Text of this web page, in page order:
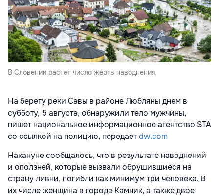
В Словении растет число жертв наводнения.
На берегу реки Савы в районе Любляны днем в
субботу, 5 августа, обнаружили тело мужчины,
пишет национальное информационное агентство STA
со ссылкой на полицию, передаетdw.com
Накануне сообщалось, что в результате наводнений
и оползней, которые вызвали обрушившиеся на
страну ливни, погибли как минимум три человека. В
их числе женщина в городе Камник, а также двое